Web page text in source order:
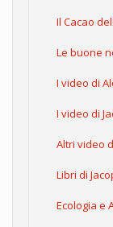
Il Cacao
Le buone
I video di
I video di
Altri video
Libri di
Ecologia e